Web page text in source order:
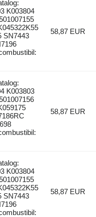
K003804
SN7443
58,87 EUR
K003803
58,87 EUR
K003804
SN7443
58,87 EUR